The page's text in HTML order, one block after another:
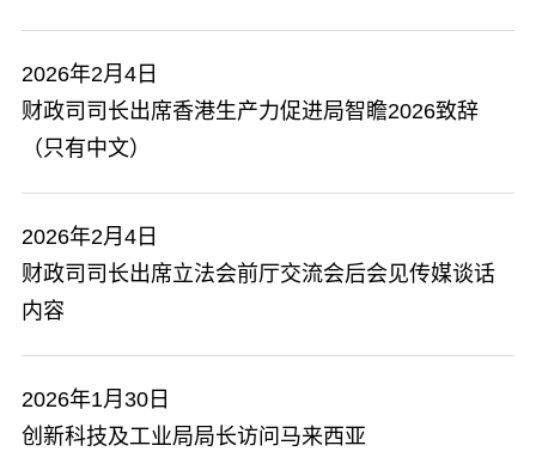
2026年2月4日
财政司司长出席香港生产力促进局智瞻2026致辞
（只有中文）
2026年2月4日
​财政司司长出席立法会前厅交流会后会见传媒谈话
内容
2026年1月30日
创新科技及工业局局长访问马来西亚